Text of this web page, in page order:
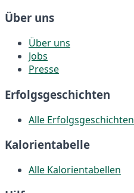
Über uns
Über uns
Jobs
Presse
Erfolgsgeschichten
Alle Erfolgsgeschichten
Kalorientabelle
Alle Kalorientabellen